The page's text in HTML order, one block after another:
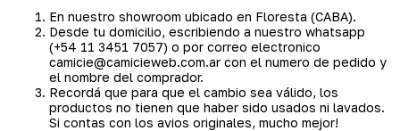
En nuestro showroom ubicado en Floresta (CABA).
Desde tu domicilio, escribiendo a nuestro whatsapp
(+54 11 3451 7057) o por correo electronico
camicie@camicieweb.com.ar con el numero de pedido y
el nombre del comprador.
Recordá que para que el cambio sea válido, los
productos no tienen que haber sido usados ni lavados.
Si contas con los avios originales, mucho mejor!